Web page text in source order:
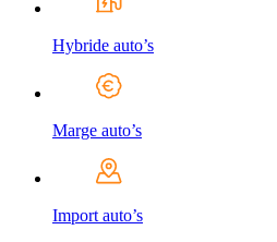
Hybride auto’s
Marge auto’s
Import auto’s